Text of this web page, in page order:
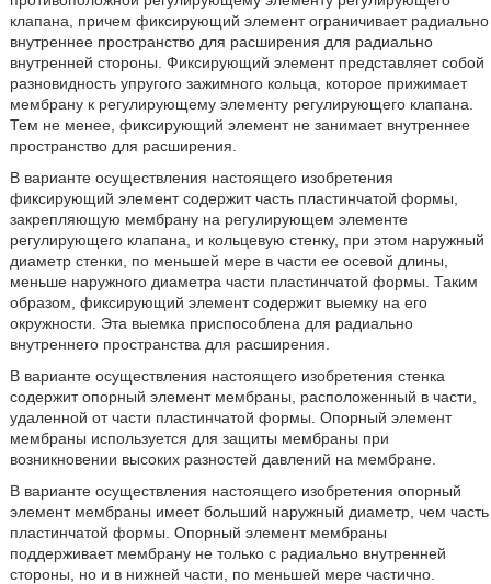
клапана, причем фиксирующий элемент ограничивает радиально
внутреннее пространство для расширения для радиально
внутренней стороны. Фиксирующий элемент представляет собой
разновидность упругого зажимного кольца, которое прижимает
мембрану к регулирующему элементу регулирующего клапана.
Тем не менее, фиксирующий элемент не занимает внутреннее
пространство для расширения.
В варианте осуществления настоящего изобретения
фиксирующий элемент содержит часть пластинчатой формы,
закрепляющую мембрану на регулирующем элементе
регулирующего клапана, и кольцевую стенку, при этом наружный
диаметр стенки, по меньшей мере в части ее осевой длины,
меньше наружного диаметра части пластинчатой формы. Таким
образом, фиксирующий элемент содержит выемку на его
окружности. Эта выемка приспособлена для радиально
внутреннего пространства для расширения.
В варианте осуществления настоящего изобретения стенка
содержит опорный элемент мембраны, расположенный в части,
удаленной от части пластинчатой формы. Опорный элемент
мембраны используется для защиты мембраны при
возникновении высоких разностей давлений на мембране.
В варианте осуществления настоящего изобретения опорный
элемент мембраны имеет больший наружный диаметр, чем часть
пластинчатой формы. Опорный элемент мембраны
поддерживает мембрану не только с радиально внутренней
стороны, но и в нижней части, по меньшей мере частично.